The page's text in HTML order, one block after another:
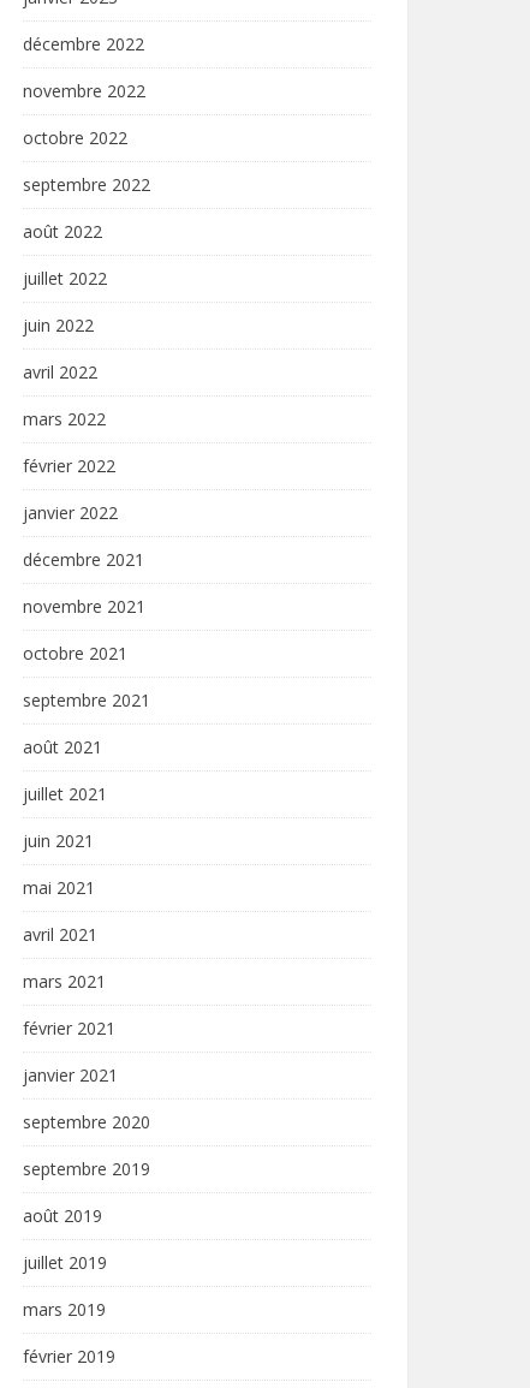
décembre 2022
novembre 2022
octobre 2022
septembre 2022
août 2022
juillet 2022
juin 2022
avril 2022
mars 2022
février 2022
janvier 2022
décembre 2021
novembre 2021
octobre 2021
septembre 2021
août 2021
juillet 2021
juin 2021
mai 2021
avril 2021
mars 2021
février 2021
janvier 2021
septembre 2020
septembre 2019
août 2019
juillet 2019
mars 2019
février 2019